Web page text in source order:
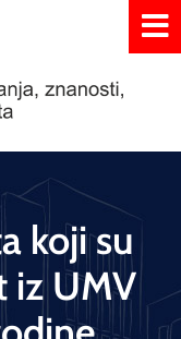
koji su
iz UMV